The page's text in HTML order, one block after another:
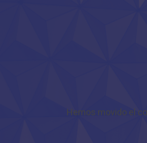
Hemos movido el